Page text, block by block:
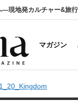
現地発カルチャー&旅
マガジン